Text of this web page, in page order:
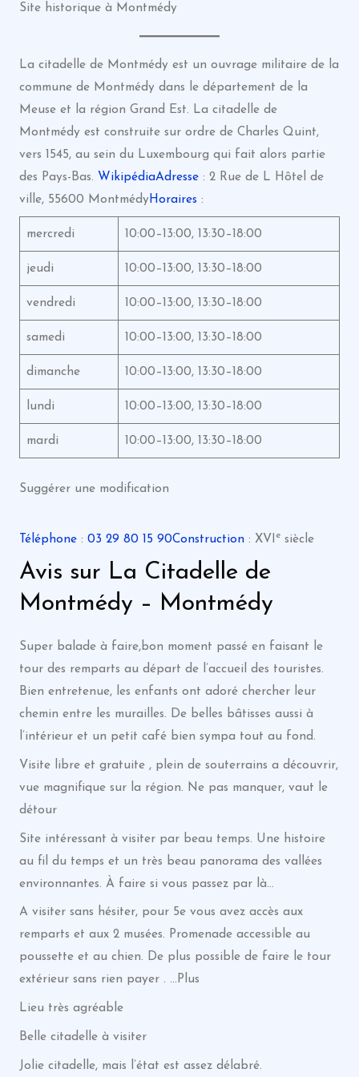
Site historique à Montmédy
La citadelle de Montmédy est un ouvrage militaire de la
commune de Montmédy dans le département de la
Meuse et la région Grand Est. La citadelle de
Montmédy est construite sur ordre de Charles Quint,
vers 1545, au sein du Luxembourg qui fait alors partie
des Pays-Bas. WikipédiaAdresse: 2 Rue de L Hôtel de
ville, 55600 Montmédy Horaires :
mercredi 10:00–13:00, 13:30–18:00
jeudi 10:00–13:00, 13:30–18:00
vendredi 10:00–13:00, 13:30–18:00
samedi 10:00–13:00, 13:30–18:00
dimanche 10:00–13:00, 13:30–18:00
lundi 10:00–13:00, 13:30–18:00
mardi 10:00–13:00, 13:30–18:00
Suggérer une modification
Téléphone: 03 29 80 15 90Construction: XVI esiècle
Avis sur La Citadelle de
Montmédy – Montmédy
Super balade à faire,bon moment passé en faisant le
tour des remparts au départ de l’accueil des touristes.
Bien entretenue, les enfants ont adoré chercher leur
chemin entre les murailles. De belles bâtisses aussi à
l’intérieur et un petit café bien sympa tout au fond.
Visite libre et gratuite , plein de souterrains a découvrir,
vue magnifique sur la région. Ne pas manquer, vaut le
détour
Site intéressant à visiter par beau temps. Une histoire
au fil du temps et un très beau panorama des vallées
environnantes. À faire si vous passez par là…
A visiter sans hésiter, pour 5e vous avez accès aux
remparts et aux 2 musées. Promenade accessible au
poussette et au chien. De plus possible de faire le tour
extérieur sans rien payer . …Plus
Lieu très agréable
Belle citadelle à visiter
Jolie citadelle, mais l’état est assez délabré.